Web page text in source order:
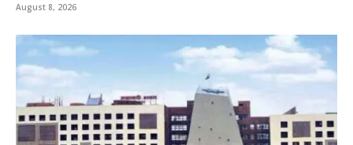
August 8, 2026